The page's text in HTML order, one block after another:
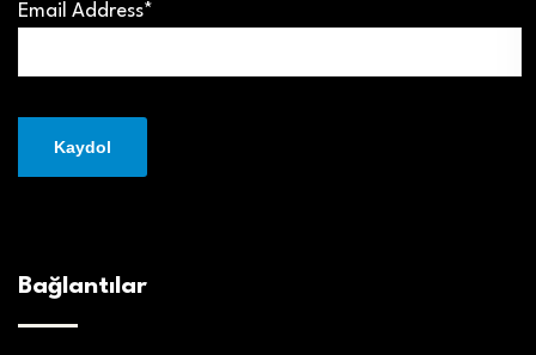
Email Address*
Bağlantılar